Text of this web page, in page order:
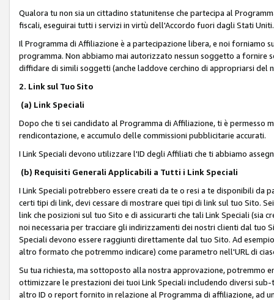
Qualora tu non sia un cittadino statunitense che partecipa al
fiscali, eseguirai tutti i servizi in virtù dell'Accordo fuori dagli Stati
Il Programma di Affiliazione è a partecipazione libera, e noi forniamo
programma. Non abbiamo mai autorizzato nessun soggetto a fornire
diffidare di simili soggetti (anche laddove cerchino di appropriarsi
2. Link sul Tuo Sito
(a) Link Speciali
Dopo che ti sei candidato al Programma di Affiliazione, ti è permesso
rendicontazione, e accumulo delle commissioni pubblicitarie accurati.
I Link Speciali devono utilizzare l'ID degli Affiliati che ti abbiamo
(b) Requisiti Generali Applicabili a Tutti i Link Speciali
I Link Speciali potrebbero essere creati da te o resi a te disponibili
certi tipi di link, devi cessare di mostrare quei tipi di link sul tuo Sito.
link che posizioni sul tuo Sito e di assicurarti che tali Link Speciali
noi necessaria per tracciare gli indirizzamenti dei nostri clienti dal tuo
Speciali devono essere raggiunti direttamente dal tuo Sito. Ad
altro formato che potremmo indicare) come parametro nell'URL di
Su tua richiesta, ma sottoposto alla nostra approvazione,
ottimizzare le prestazioni dei tuoi Link Speciali includendo diversi sub-
altro ID o report fornito in relazione al Programma di affiliazione, ad